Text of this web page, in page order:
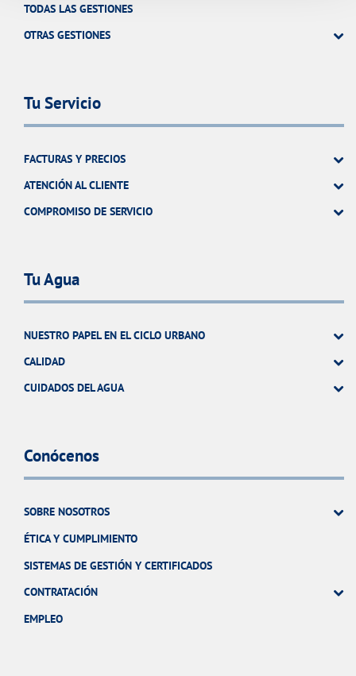
TODAS LAS GESTIONES
OTRAS GESTIONES
Tu Servicio
FACTURAS Y PRECIOS
ATENCIÓN AL CLIENTE
COMPROMISO DE SERVICIO
Tu Agua
NUESTRO PAPEL EN EL CICLO URBANO
CALIDAD
CUIDADOS DEL AGUA
Conócenos
SOBRE NOSOTROS
ÉTICA Y CUMPLIMIENTO
SISTEMAS DE GESTIÓN Y CERTIFICADOS
CONTRATACIÓN
EMPLEO